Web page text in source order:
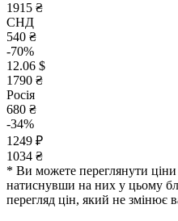
1915 ₴
СНД
540 ₴
-70%
12.06 $
1790 ₴
Росія
680 ₴
-34%
1249 ₽
1034 ₴
* Ви можете переглянути
натиснувши на них у цьому
перегляд цін, який не змінює